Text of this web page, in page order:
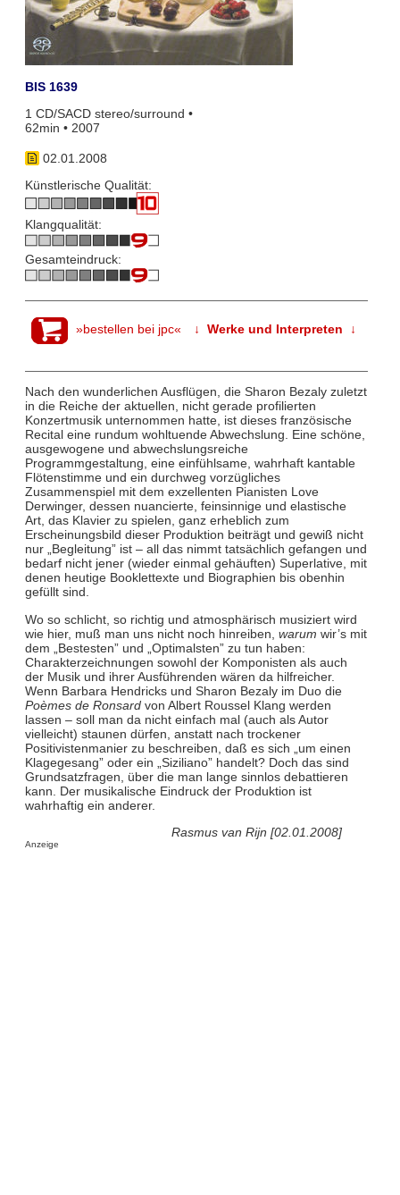
BIS 1639
1 CD/SACD stereo/surround •
62min • 2007
02.01.2008
Künstlerische Qualität:
Klangqualität:
Gesamteindruck:
»bestellen bei jpc« ↓ Werke und Interpreten ↓
Nach den wunderlichen Ausflügen, die Sharon Bezaly zuletzt
in die Reiche der aktuellen, nicht gerade profilierten
Konzertmusik unternommen hatte, ist dieses französische
Recital eine rundum wohltuende Abwechslung. Eine schöne,
ausgewogene und abwechslungsreiche
Programmgestaltung, eine einfühlsame, wahrhaft kantable
Flötenstimme und ein durchweg vorzügliches
Zusammenspiel mit dem exzellenten Pianisten Love
Derwinger, dessen nuancierte, feinsinnige und elastische
Art, das Klavier zu spielen, ganz erheblich zum
Erscheinungsbild dieser Produktion beiträgt und gewiß nicht
nur „Begleitung” ist – all das nimmt tatsächlich gefangen und
bedarf nicht jener (wieder einmal gehäuften) Superlative, mit
denen heutige Booklettexte und Biographien bis obenhin
gefüllt sind.
Wo so schlicht, so richtig und atmosphärisch musiziert wird
wie hier, muß man uns nicht noch hinreiben, warum wir’s mit
dem „Bestesten” und „Optimalsten” zu tun haben:
Charakterzeichnungen sowohl der Komponisten als auch
der Musik und ihrer Ausführenden wären da hilfreicher.
Wenn Barbara Hendricks und Sharon Bezaly im Duo die
Poèmes de Ronsard von Albert Roussel Klang werden
lassen – soll man da nicht einfach mal (auch als Autor
vielleicht) staunen dürfen, anstatt nach trockener
Positivistenmanier zu beschreiben, daß es sich „um einen
Klagegesang” oder ein „Siziliano” handelt? Doch das sind
Grundsatzfragen, über die man lange sinnlos debattieren
kann. Der musikalische Eindruck der Produktion ist
wahrhaftig ein anderer.
Rasmus van Rijn [02.01.2008]
Anzeige